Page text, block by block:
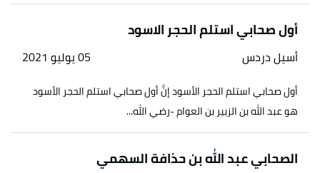
أول صحابي استلم الحجر الاسود
أسيل دردس 05 يوليو 2021
أول صحابي استلم الحجر الأسود إنَّ أول صحابي استلم الحجر الأسود
هو عبد الله بن الزبير بن العوام -رضي الله...
الصحابي عبد الله بن حذافة السهمي